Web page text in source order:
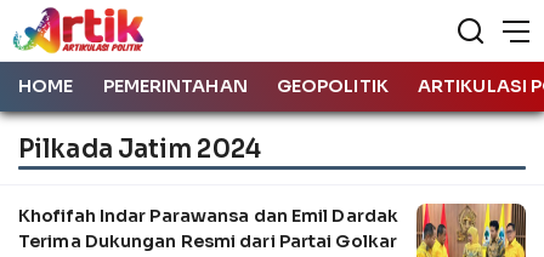
HOME PEMERINTAHAN GEOPOLITIK ARTIKULASI
Pilkada Jatim 2024
Khofifah Indar Parawansa dan Emil Dardak
Terima Dukungan Resmi dari Partai Golkar